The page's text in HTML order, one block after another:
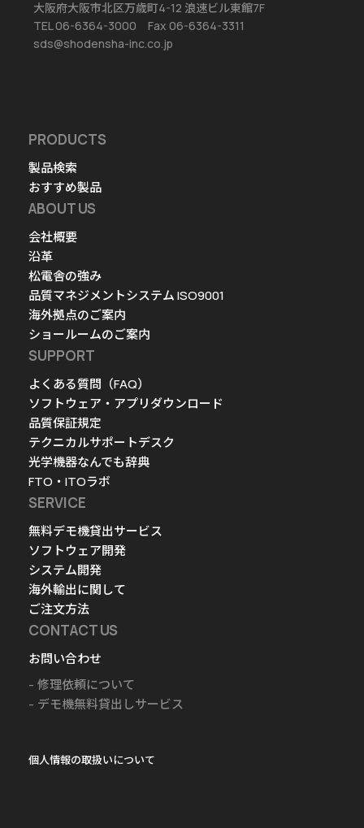
大阪府大阪市北区万歳町4-12 浪速ビル東館7F
TEL 06-6364-3000 Fax 06-6364-3311
sds@shodensha-inc.co.jp
PRODUCTS
製品検索
おすすめ製品
ABOUT US
会社概要
沿革
松電舎の強み
品質マネジメントシステム ISO9001
海外拠点のご案内
ショールームのご案内
SUPPORT
よくある質問（FAQ）
ソフトウェア・アプリダウンロード
品質保証規定
テクニカルサポートデスク
光学機器なんでも辞典
FTO・ITOラボ
SERVICE
無料デモ機貸出サービス
ソフトウェア開発
システム開発
海外輸出に関して
ご注文方法
CONTACT US
お問い合わせ
修理依頼について
デモ機無料貸出しサービス
個人情報の取扱いについて